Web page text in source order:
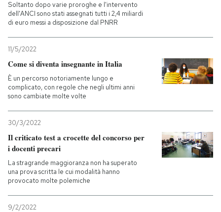
Internet
Scienza
Economia
Sport
Ok Boomer!
Mondiali calcio 2026
NEWSLETTER
I MIEI PREFERITI
SHOP
Soltanto dopo varie proroghe e l'intervento
dell'ANCI sono stati assegnati tutti i 2,4 miliardi
di euro messi a disposizione dal PNRR
11/5/2022
Come si diventa insegnante in Italia
È un percorso notoriamente lungo e
complicato, con regole che negli ultimi anni
sono cambiate molte volte
30/3/2022
Il criticato test a crocette del concorso per
i docenti precari
La stragrande maggioranza non ha superato
una prova scritta le cui modalità hanno
provocato molte polemiche
9/2/2022